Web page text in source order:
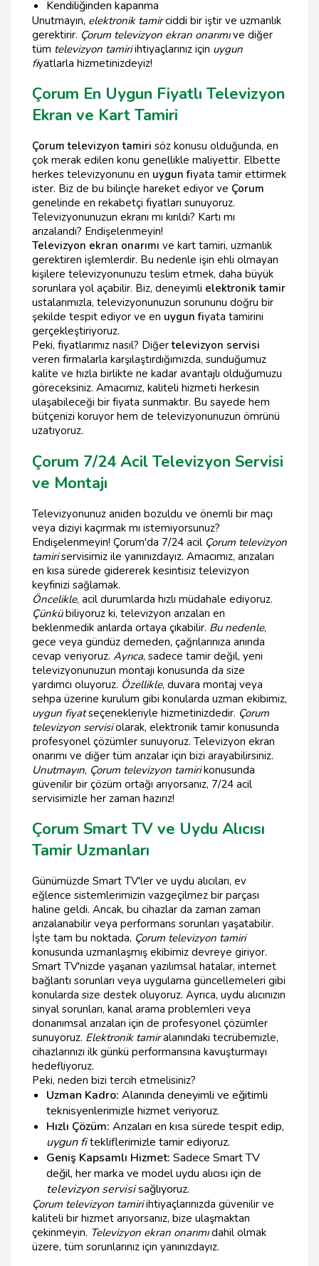
Kendiliğinden kapanma
Unutmayın, elektronik tamirciddi bir iştir ve uzmanlık
gerektirir. Çorum televizyon ekran onarımıve diğer
tüm televizyon tamiriihtiyaçlarınız için uygun
fiyatlarla hizmetinizdeyiz!
Çorum En Uygun Fiyatlı Televizyon
Ekran ve Kart Tamiri
Çorum televizyon tamiri söz konusu olduğunda, en
çok merak edilen konu genellikle maliyettir. Elbette
herkes televizyonunu en uygun fiyata tamir ettirmek
ister. Biz de bu bilinçle hareket ediyor ve Çorum
genelinde en rekabetçi fiyatları sunuyoruz.
Televizyonunuzun ekranı mı kırıldı? Kartı mı
arızalandı? Endişelenmeyin!
Televizyon ekran onarımı ve kart tamiri, uzmanlık
gerektiren işlemlerdir. Bu nedenle işin ehli olmayan
kişilere televizyonunuzu teslim etmek, daha büyük
sorunlara yol açabilir. Biz, deneyimli elektronik tamir
ustalarımızla, televizyonunuzun sorununu doğru bir
şekilde tespit ediyor ve en uygun fiyata tamirini
gerçekleştiriyoruz.
Peki, fiyatlarımız nasıl? Diğertelevizyon servisi
veren firmalarla karşılaştırdığımızda, sunduğumuz
kalite ve hızla birlikte ne kadar avantajlı olduğumuzu
göreceksiniz. Amacımız, kaliteli hizmeti herkesin
ulaşabileceği bir fiyata sunmaktır. Bu sayede hem
bütçenizi koruyor hem de televizyonunuzun ömrünü
uzatıyoruz.
Çorum 7/24 Acil Televizyon Servisi
ve Montajı
Televizyonunuz aniden bozuldu ve önemli bir maçı
veya diziyi kaçırmak mı istemiyorsunuz?
Endişelenmeyin! Çorum'da 7/24 acil Çorum televizyon
tamiriservisimiz ile yanınızdayız. Amacımız, arızaları
en kısa sürede gidererek kesintisiz televizyon
keyfinizi sağlamak.
Öncelikle, acil durumlarda hızlı müdahale ediyoruz.
Çünkübiliyoruz ki, televizyon arızaları en
beklenmedik anlarda ortaya çıkabilir. Bu nedenle,
gece veya gündüz demeden, çağrılarınıza anında
cevap veriyoruz. Ayrıca, sadece tamir değil, yeni
televizyonunuzun montajı konusunda da size
yardımcı oluyoruz. Özellikle, duvara montaj veya
sehpa üzerine kurulum gibi konularda uzman ekibimiz,
uygun fiyatseçenekleriyle hizmetinizdedir. Çorum
televizyon servisiolarak, elektronik tamir konusunda
profesyonel çözümler sunuyoruz. Televizyon ekran
onarımı ve diğer tüm arızalar için bizi arayabilirsiniz.
Unutmayın, Çorum televizyon tamirikonusunda
güvenilir bir çözüm ortağı arıyorsanız, 7/24 acil
servisimizle her zaman hazırız!
Çorum Smart TV ve Uydu Alıcısı
Tamir Uzmanları
Günümüzde Smart TV'ler ve uydu alıcıları, ev
eğlence sistemlerimizin vazgeçilmez bir parçası
haline geldi. Ancak, bu cihazlar da zaman zaman
arızalanabilir veya performans sorunları yaşatabilir.
İşte tam bu noktada, Çorum televizyon tamiri
konusunda uzmanlaşmış ekibimiz devreye giriyor.
Smart TV'nizde yaşanan yazılımsal hatalar, internet
bağlantı sorunları veya uygulama güncellemeleri gibi
konularda size destek oluyoruz. Ayrıca, uydu alıcınızın
sinyal sorunları, kanal arama problemleri veya
donanımsal arızaları için de profesyonel çözümler
sunuyoruz. Elektronik tamiralanındaki tecrübemizle,
cihazlarınızı ilk günkü performansına kavuşturmayı
hedefliyoruz.
Peki, neden bizi tercih etmelisiniz?
Uzman Kadro: Alanında deneyimli ve eğitimli
teknisyenlerimizle hizmet veriyoruz.
Hızlı Çözüm: Arızaları en kısa sürede tespit edip,
uygun fitekliflerimizle tamir ediyoruz.
Geniş Kapsamlı Hizmet: Sadece Smart TV
değil, her marka ve model uydu alıcısı için de
televizyon servisisağlıyoruz.
Çorum televizyon tamiriihtiyaçlarınızda güvenilir ve
kaliteli bir hizmet arıyorsanız, bize ulaşmaktan
çekinmeyin. Televizyon ekran onarımıdahil olmak
üzere, tüm sorunlarınız için yanınızdayız.